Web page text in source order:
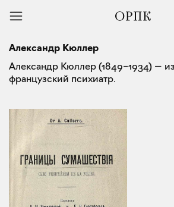
Александр Кюллер
Александр Кюллер (1849–1934) —
французский психиатр.